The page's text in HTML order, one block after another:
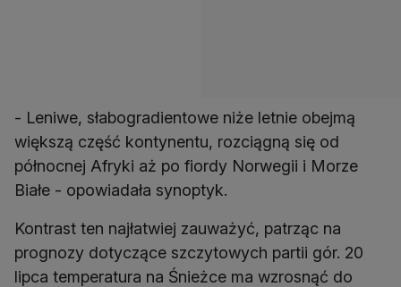
- Leniwe, słabogradientowe niże letnie obejmą
większą część kontynentu, rozciągną się od
północnej Afryki aż po fiordy Norwegii i Morze
Białe - opowiadała synoptyk.
Kontrast ten najłatwiej zauważyć, patrząc na
prognozy dotyczące szczytowych partii gór. 20
lipca temperatura na Śnieżce ma wzrosnąć do